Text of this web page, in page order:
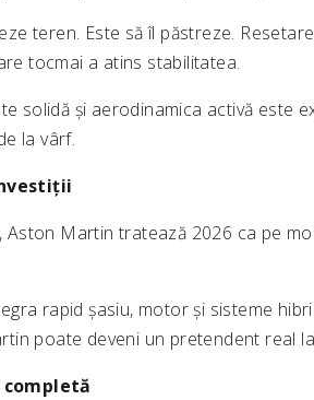
teren. Este să îl păstreze.
tocmai a atins stabilitatea.
solidă și aerodinamica activă este
la vârf.
Martin tratează 2026 ca pe
rapid șasiu, motor și sisteme
poate deveni un pretendent real